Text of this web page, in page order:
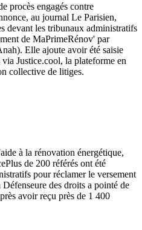
procès engagés contre
au journal Le Parisien,
devant les tribunaux administratifs
de MaPrimeRénov' par
Elle ajoute avoir été saisie
Justice.cool, la plateforme en
collective de litiges.
à la rénovation énergétique,
de 200 référés ont été
pour réclamer le versement
des droits a pointé de
avoir reçu près de 1 400